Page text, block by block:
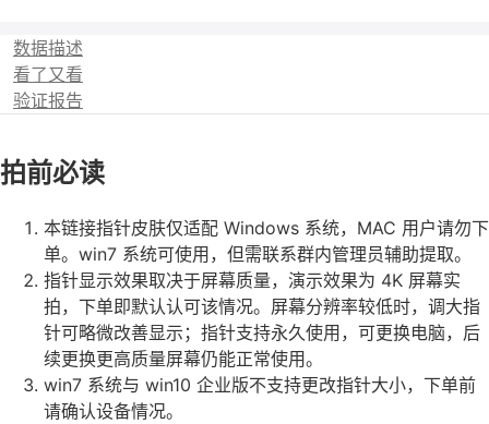
数据描述
看了又看
验证报告
拍前必读
本链接指针皮肤仅适配 Windows 系统，MAC 用户请勿下
单。win7 系统可使用，但需联系群内管理员辅助提取。
指针显示效果取决于屏幕质量，演示效果为 4K 屏幕实
拍，下单即默认认可该情况。屏幕分辨率较低时，调大指
针可略微改善显示；指针支持永久使用，可更换电脑，后
续更换更高质量屏幕仍能正常使用。
win7 系统与 win10 企业版不支持更改指针大小，下单前
请确认设备情况。